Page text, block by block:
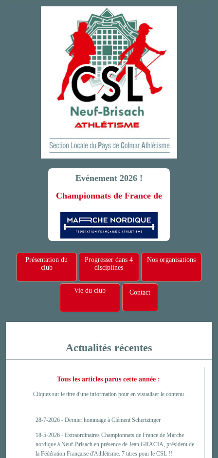
Evénement 2026 !
Championnats de France de
Présentation du
club
Progresser dans 4
disciplines
Nos organisations
Vie du club Contact
Actualités récentes
Tous les articles parus cette année :
Cliquez sur le titre d'une information pour en visualiser le contenu
28-7-2026 - Dernier hommage à Clément Schertzinger
18-5-2026 - Extraordinaires Championnats de France de Marche
nordique à Neuf-Brisach en présence de Jean GRACIA, président de
la Fédération Française d'Athlétisme. 7 titres pour le CSL !!